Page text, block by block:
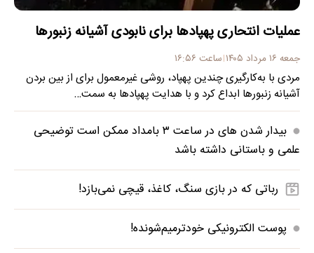
عملیات انتحاری پهپادها برای نابودی آشیانه زنبورها
جمعه ۱۶ مرداد ۱۴۰۵ ساعت ۱۶:۵۶
مردی با به‌کارگیری چندین پهپاد، روشی غیرمعمول برای از بین بردن
آشیانه زنبورها ابداع کرد و با هدایت پهپادها به سمت…
بیدار شدن‌ های در ساعت ۳ بامداد ممکن است توضیحی
علمی و باستانی داشته باشد
رباتی که در بازی سنگ، کاغذ، قیچی نمی‌بازد!
پوست الکترونیکی خودترمیم‌شونده!